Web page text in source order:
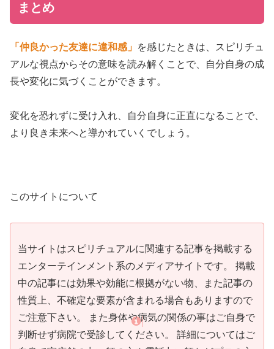
まとめ
「仲良かった友達に違和感」 を感じたときは、スピリチュ
アルな視点からその意味を読み解くことで、自分自身の成
長や変化に気づくことができます。
変化を恐れずに受け入れ、自分自身に正直になることで、
より良き未来へと導かれていくでしょう。
このサイトについて
当サイトはスピリチュアルに関連する記事を掲載する
エンターテインメント系のメディアサイトです。 掲載
中の記事には効果や効能に根拠がない物、また記事の
性質上、不確定な要素が含まれる場合もありますので
ご注意下さい。 また身体や病気の関係の事はご自身で
判断せず病院で受診してください。 詳細についてはご